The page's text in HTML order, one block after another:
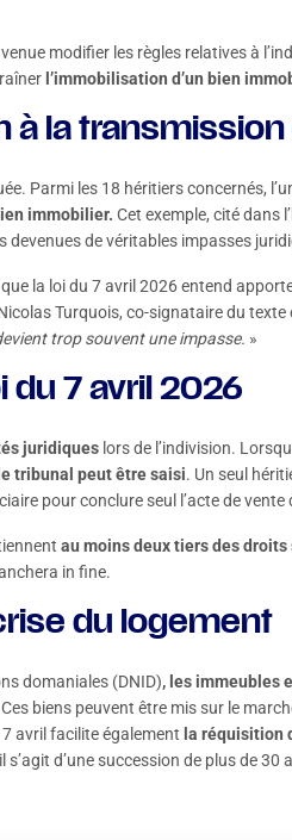
modifier les règles relatives à
l’immobilisation d’un bien
à la
Parmi les 18 héritiers concernés,
immobilier. Cet exemple, cité dans
de véritables impasses
la loi du 7 avril 2026 entend
Turquois, co-signataire du
trop souvent une impasse. »
du 7 avril 2026
juridiques lors de l’indivision.
le tribunal peut être saisi. Un seul
pour conclure seul l’acte de vente
au moins deux tiers des droits
in fine.
du logement
domaniales (DNID), les immeubles
biens peuvent être mis sur le
avril facilite également la réquisition
d’une succession de plus de